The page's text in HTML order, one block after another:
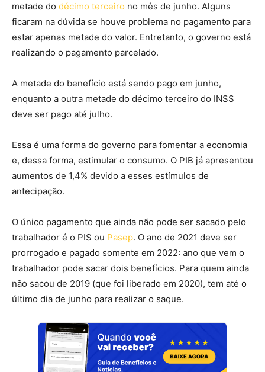
metade do décimo terceiro no mês de junho. Alguns
ficaram na dúvida se houve problema no pagamento para
estar apenas metade do valor. Entretanto, o governo está
realizando o pagamento parcelado.
A metade do benefício está sendo pago em junho,
enquanto a outra metade do décimo terceiro do INSS
deve ser pago até julho.
Essa é uma forma do governo para fomentar a economia
e, dessa forma, estimular o consumo. O PIB já apresentou
aumentos de 1,4% devido a esses estímulos de
antecipação.
O único pagamento que ainda não pode ser sacado pelo
trabalhador é o PIS ou Pasep. O ano de 2021 deve ser
prorrogado e pagado somente em 2022: ano que vem o
trabalhador pode sacar dois benefícios. Para quem ainda
não sacou de 2019 (que foi liberado em 2020), tem até o
último dia de junho para realizar o saque.